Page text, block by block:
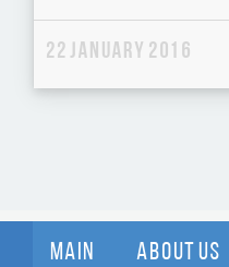
22 January 2016
Main About Us